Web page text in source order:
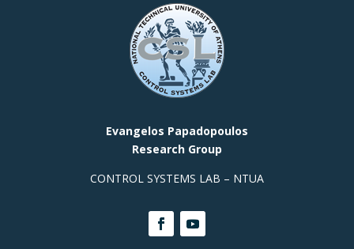
Evangelos Papadopoulos
Research Group
CONTROL SYSTEMS LAB – NTUA